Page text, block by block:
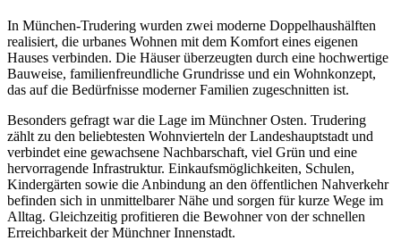
In München-Trudering wurden zwei moderne Doppelhaushälften
realisiert, die urbanes Wohnen mit dem Komfort eines eigenen
Hauses verbinden. Die Häuser überzeugten durch eine hochwertige
Bauweise, familienfreundliche Grundrisse und ein Wohnkonzept,
das auf die Bedürfnisse moderner Familien zugeschnitten ist.
Besonders gefragt war die Lage im Münchner Osten. Trudering
zählt zu den beliebtesten Wohnvierteln der Landeshauptstadt und
verbindet eine gewachsene Nachbarschaft, viel Grün und eine
hervorragende Infrastruktur. Einkaufsmöglichkeiten, Schulen,
Kindergärten sowie die Anbindung an den öffentlichen Nahverkehr
befinden sich in unmittelbarer Nähe und sorgen für kurze Wege im
Alltag. Gleichzeitig profitieren die Bewohner von der schnellen
Erreichbarkeit der Münchner Innenstadt.